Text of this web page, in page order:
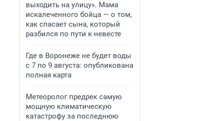
выходить на улицу». Мама
искалеченного бойца — о том,
как спасает сына, который
разбился по пути к невесте
Где в Воронеже не будет воды
с 7 по 9 августа: опубликована
полная карта
Метеоролог предрек самую
мощную климатическую
катастрофу за последнюю